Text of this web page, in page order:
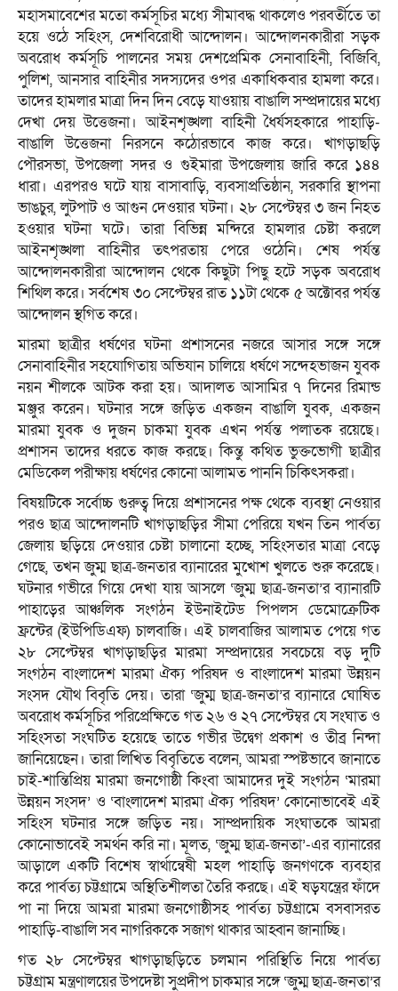
মহাসমাবেশের মতো কর্মসূচির মধ্যে সীমাবদ্ধ থাকলেও পরবর্তীতে তা
হয়ে ওঠে সহিংস, দেশবিরোধী আন্দোলন। আন্দোলনকারীরা সড়ক
অবরোধ কর্মসূচি পালনের সময় দেশপ্রেমিক সেনাবাহিনী, বিজিবি,
পুলিশ, আনসার বাহিনীর সদস্যদের ওপর একাধিকবার হামলা করে।
তাদের হামলার মাত্রা দিন দিন বেড়ে যাওয়ায় বাঙালি সম্প্রদায়ের মধ্যে
দেখা দেয় উত্তেজনা। আইনশৃঙ্খলা বাহিনী ধৈর্যসহকারে পাহাড়ি-
বাঙালি উত্তেজনা নিরসনে কঠোরভাবে কাজ করে। খাগড়াছড়ি
পৌরসভা, উপজেলা সদর ও গুইমারা উপজেলায় জারি করে ১৪৪
ধারা। এরপরও ঘটে যায় বাসাবাড়ি, ব্যবসাপ্রতিষ্ঠান, সরকারি স্থাপনা
ভাঙচুর, লুটপাট ও আগুন দেওয়ার ঘটনা। ২৮ সেপ্টেম্বর ৩ জন নিহত
হওয়ার ঘটনা ঘটে। তারা বিভিন্ন মন্দিরে হামলার চেষ্টা করলে
আইনশৃঙ্খলা বাহিনীর তৎপরতায় পেরে ওঠেনি। শেষ পর্যন্ত
আন্দোলনকারীরা আন্দোলন থেকে কিছুটা পিছু হটে সড়ক অবরোধ
শিথিল করে। সর্বশেষ ৩০ সেপ্টেম্বর রাত ১১টা থেকে ৫ অক্টোবর পর্যন্ত
আন্দোলন স্থগিত করে।
মারমা ছাত্রীর ধর্ষণের ঘটনা প্রশাসনের নজরে আসার সঙ্গে সঙ্গে
সেনাবাহিনীর সহযোগিতায় অভিযান চালিয়ে ধর্ষণে সন্দেহভাজন যুবক
নয়ন শীলকে আটক করা হয়। আদালত আসামির ৭ দিনের রিমান্ড
মঞ্জুর করেন। ঘটনার সঙ্গে জড়িত একজন বাঙালি যুবক, একজন
মারমা যুবক ও দুজন চাকমা যুবক এখন পর্যন্ত পলাতক রয়েছে।
প্রশাসন তাদের ধরতে কাজ করছে। কিন্তু কথিত ভুক্তভোগী ছাত্রীর
মেডিকেল পরীক্ষায় ধর্ষণের কোনো আলামত পাননি চিকিৎসকরা।
বিষয়টিকে সর্বোচ্চ গুরুত্ব দিয়ে প্রশাসনের পক্ষ থেকে ব্যবস্থা নেওয়ার
পরও ছাত্র আন্দোলনটি খাগড়াছড়ির সীমা পেরিয়ে যখন তিন পার্বত্য
জেলায় ছড়িয়ে দেওয়ার চেষ্টা চালানো হচ্ছে, সহিংসতার মাত্রা বেড়ে
গেছে, তখন জুম্ম ছাত্র-জনতার ব্যানারের মুখোশ খুলতে শুরু করেছে।
ঘটনার গভীরে গিয়ে দেখা যায় আসলে ‘জুম্ম ছাত্র-জনতা’র ব্যানারটি
পাহাড়ের আঞ্চলিক সংগঠন ইউনাইটেড পিপলস ডেমোক্রেটিক
ফ্রন্টের (ইউপিডিএফ) চালবাজি। এই চালবাজির আলামত পেয়ে গত
২৮ সেপ্টেম্বর খাগড়াছড়ির মারমা সম্প্রদায়ের সবচেয়ে বড় দুটি
সংগঠন বাংলাদেশ মারমা ঐক্য পরিষদ ও বাংলাদেশ মারমা উন্নয়ন
সংসদ যৌথ বিবৃতি দেয়। তারা ‘জুম্ম ছাত্র-জনতা’র ব্যানারে ঘোষিত
অবরোধ কর্মসূচির পরিপ্রেক্ষিতে গত ২৬ ও ২৭ সেপ্টেম্বর যে সংঘাত ও
সহিংসতা সংঘটিত হয়েছে তাতে গভীর উদ্বেগ প্রকাশ ও তীব্র নিন্দা
জানিয়েছেন। তারা লিখিত বিবৃতিতে বলেন, আমরা স্পষ্টভাবে জানাতে
চাই-শান্তিপ্রিয় মারমা জনগোষ্ঠী কিংবা আমাদের দুই সংগঠন ‘মারমা
উন্নয়ন সংসদ’ ও ‘বাংলাদেশ মারমা ঐক্য পরিষদ’ কোনোভাবেই এই
সহিংস ঘটনার সঙ্গে জড়িত নয়। সাম্প্রদায়িক সংঘাতকে আমরা
কোনোভাবেই সমর্থন করি না। মূলত, ‘জুম্ম ছাত্র-জনতা’-এর ব্যানারের
আড়ালে একটি বিশেষ স্বার্থান্বেষী মহল পাহাড়ি জনগণকে ব্যবহার
করে পার্বত্য চট্টগ্রামে অস্থিতিশীলতা তৈরি করছে। এই ষড়যন্ত্রের ফাঁদে
পা না দিয়ে আমরা মারমা জনগোষ্ঠীসহ পার্বত্য চট্টগ্রামে বসবাসরত
পাহাড়ি-বাঙালি সব নাগরিককে সজাগ থাকার আহ্বান জানাচ্ছি।
গত ২৮ সেপ্টেম্বর খাগড়াছড়িতে চলমান পরিস্থিতি নিয়ে পার্বত্য
চট্টগ্রাম মন্ত্রণালয়ের উপদেষ্টা সুপ্রদীপ চাকমার সঙ্গে ‘জুম্ম ছাত্র-জনতা’র